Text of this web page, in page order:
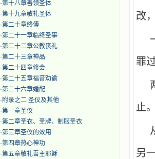
·第十八章善领圣体
·第十九章敬礼圣体
·第二十章终傅
·第二十一章临终圣事
·第二十二章公教丧礼
·第二十三章神品
·第二十四章修会
·第二十五章福音劝谕
·第二十六章婚配
· 附录之二 圣仪及其他
·第一章圣仪
·第二章圣衣、圣牌、制服圣衣
·第三章圣仪的效用
·第四章热心神功
·第五章敬礼吾主耶稣
改
罪
止
另